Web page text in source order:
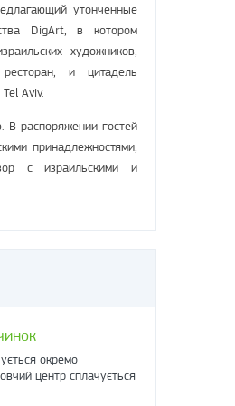
утонченные
DigArt, в котором
художников,
и цитадель
Aviv.
В распоряжении гостей
принадлежностями,
с израильскими и
окремо
центр сплачується